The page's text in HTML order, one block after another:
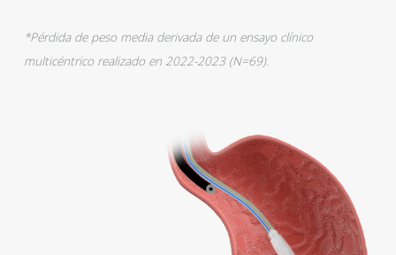
*Pérdida de peso media derivada de un ensayo clínico
multicéntrico realizado en 2022-2023 (N=69).